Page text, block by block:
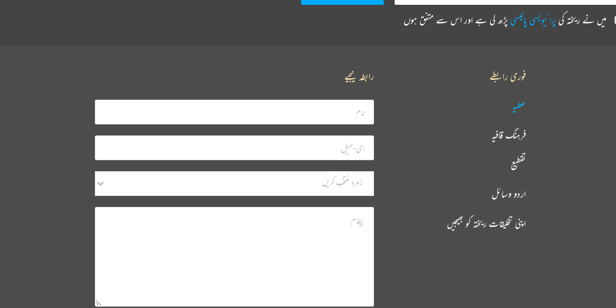
میں نے ریختہ کیپرائیویسی پالیسیپڑھ لی ہے اور اس سے متفق ہوں
فوری رابطے
عطیہ
فرہنگ قافیہ
تقطیع
اردو وسائل
اپنی تخلیقات ریختہ کو بھیجیں
رابطہ کیجیے